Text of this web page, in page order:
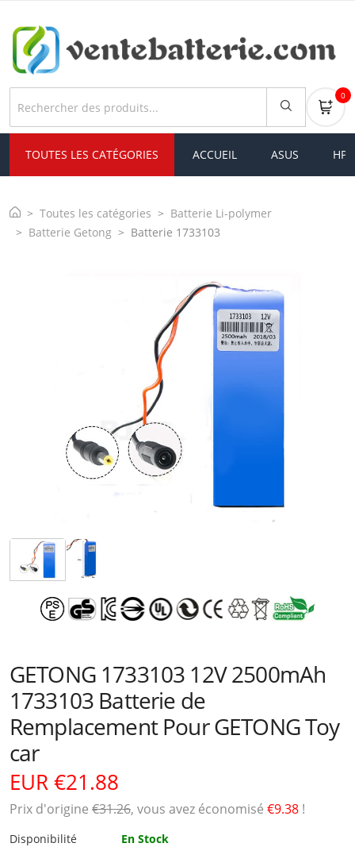
0
TOUTES LES CATÉGORIES ACCUEIL ASUS HP
Toutes les catégories
Batterie Li-polymer
Batterie Getong
Batterie 1733103
GETONG 1733103 12V 2500mAh
1733103 Batterie de
Remplacement Pour GETONG Toy
car
EUR €21.88
Prix ​​d'origine €31.26, vous avez économisé €9.38 !
Disponibilité
En Stock